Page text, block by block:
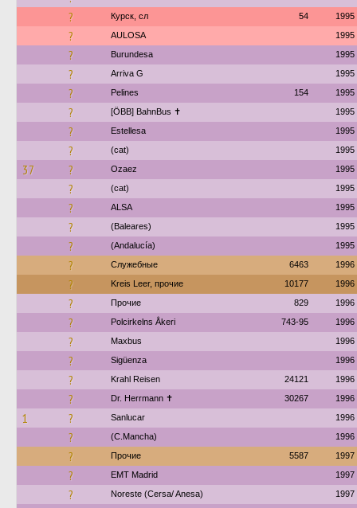
? Курск, сл 54 1995
? AULOSA 1995
? Burundesa 1995
? Arriva G 1995
? Pelines 154 1995
? [ÖBB] BahnBus ✝ 1995
? Estellesa 1995
? (cat) 1995
37 ? Ozaez 1995
? (cat) 1995
? ALSA 1995
? (Baleares) 1995
? (Andalucía) 1995
? Служебные 6463 1996
? Kreis Leer, прочие 10177 1996
? Прочие 829 1996
? Polcirkelns Åkeri 743-95 1996
? Maxbus 1996
? Sigüenza 1996
? Krahl Reisen 24121 1996
? Dr. Herrmann ✝︎ 30267 1996
1 ? Sanlucar 1996
? (C.Mancha) 1996
? Прочие 5587 1997
? EMT Madrid 1997
? Noreste (Cersa/ Anesa) 1997